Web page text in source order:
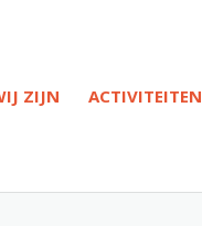
ZIJN ACTIVITEITEN